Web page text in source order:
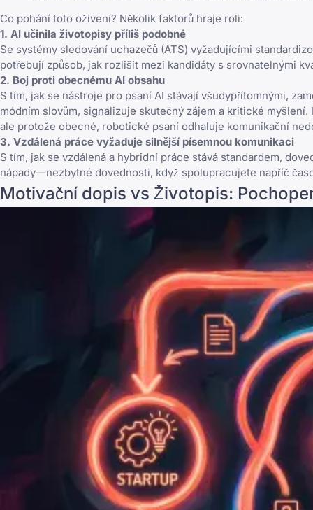
Co pohání toto oživení? Několik faktorů hraje roli:
1. AI učinila životopisy příliš podobné
Se systémy sledování uchazečů (ATS) vyžadujícími
potřebují způsob, jak rozlišit mezi kandidáty s srovnatelnými
2. Boj proti obecnému AI obsahu
S tím, jak se nástroje pro psaní AI stávají všudypřítomnými,
módním slovům, signalizuje skutečný zájem a kritické
ale protože obecné, robotické psaní odhaluje komunikační
3. Vzdálená práce vyžaduje silnější písemnou komunikaci
S tím, jak se vzdálená a hybridní práce stává standardem,
nápady—nezbytné dovednosti, když spolupracujete napříč
Motivační dopis vs Životopis: